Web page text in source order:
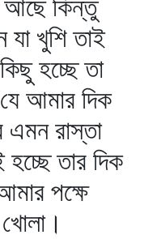
আছে কিন্তু
খুশি তাই
হচ্ছে তা
আমার দিক
এমন রাস্তা
তার দিক
পক্ষে
খোলা।